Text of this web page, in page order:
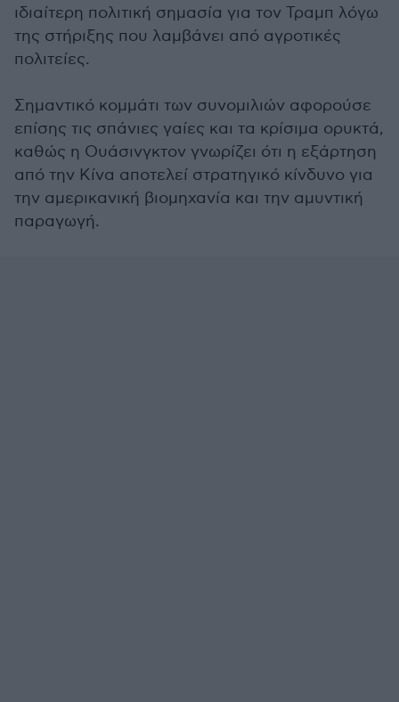
ιδιαίτερη πολιτική σημασία για τον Τραμπ λόγω
της στήριξης που λαμβάνει από αγροτικές
πολιτείες.
Σημαντικό κομμάτι των συνομιλιών αφορούσε
επίσης τις σπάνιες γαίες και τα κρίσιμα ορυκτά,
καθώς η Ουάσινγκτον γνωρίζει ότι η εξάρτηση
από την Κίνα αποτελεί στρατηγικό κίνδυνο για
την αμερικανική βιομηχανία και την αμυντική
παραγωγή.